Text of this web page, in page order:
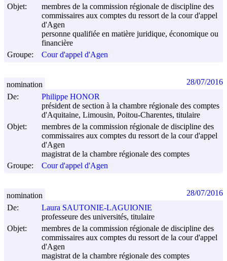
Objet:
membres de la commission régionale de discipline des
commissaires aux comptes du ressort de la cour d'appel
d'Agen
personne qualifiée en matière juridique, économique ou
financière
Groupe:
Cour d'appel d'Agen
De:
Philippe HONOR
président de section à la chambre régionale des comptes
d'Aquitaine, Limousin, Poitou-Charentes, titulaire
Objet:
membres de la commission régionale de discipline des
commissaires aux comptes du ressort de la cour d'appel
d'Agen
magistrat de la chambre régionale des comptes
Groupe:
Cour d'appel d'Agen
nomination 28/07/2016
De:
Laura SAUTONIE-LAGUIONIE
professeure des universités, titulaire
Objet:
membres de la commission régionale de discipline des
commissaires aux comptes du ressort de la cour d'appel
d'Agen
magistrat de la chambre régionale des comptes
nomination 28/07/2016